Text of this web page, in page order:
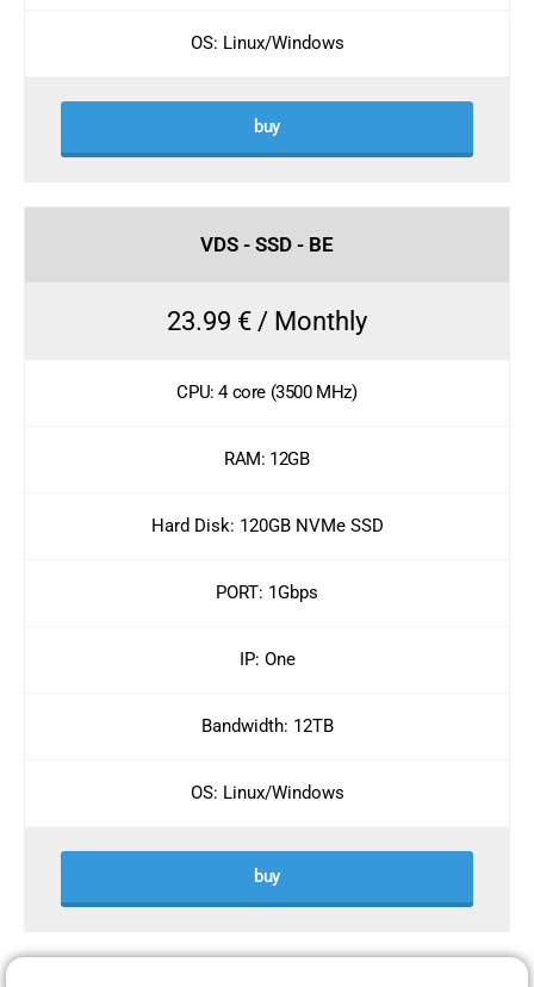
OS: Linux/Windows
buy
VDS - SSD - BE
23.99 € / Monthly
CPU: 4 core (3500 MHz)
RAM: 12GB
Hard Disk: 120GB NVMe SSD
PORT: 1Gbps
IP: One
Bandwidth: 12TB
OS: Linux/Windows
buy